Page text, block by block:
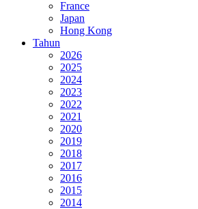
France
Japan
Hong Kong
Tahun
2026
2025
2024
2023
2022
2021
2020
2019
2018
2017
2016
2015
2014